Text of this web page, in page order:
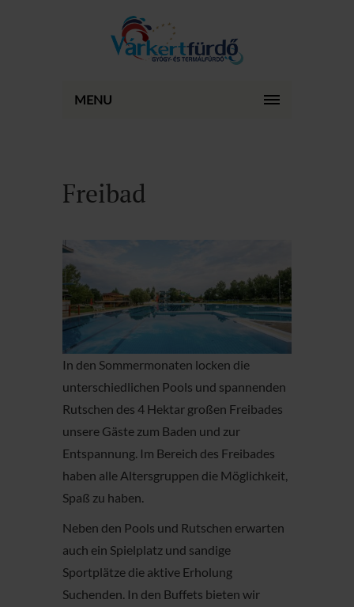
MENU
Freibad
In den Sommermonaten locken die
unterschiedlichen Pools und spannenden
Rutschen des 4 Hektar großen Freibades
unsere Gäste zum Baden und zur
Entspannung. Im Bereich des Freibades
haben alle Altersgruppen die Möglichkeit,
Spaß zu haben.
Neben den Pools und Rutschen erwarten
auch ein Spielplatz und sandige
Sportplätze die aktive Erholung
Suchenden. In den Buffets bieten wir